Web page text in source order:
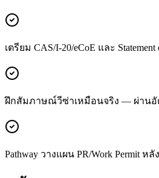
เตรียม CAS/I-20/eCoE และ Statement
ฝึกสัมภาษณ์วีซ่าเหมือนจริง — ผ่านอั
Pathway วางแผน PR/Work Permit หลั